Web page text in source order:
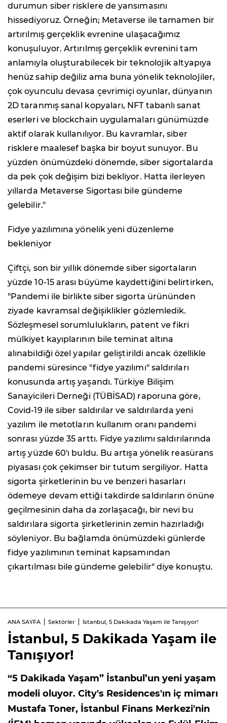
durumun siber risklere de yansımasını
hissediyoruz. Örneğin; Metaverse ile tamamen bir
artırılmış gerçeklik evrenine ulaşacağımız
konuşuluyor. Artırılmış gerçeklik evrenini tam
anlamıyla oluşturabilecek bir teknolojik altyapıya
henüz sahip değiliz ama buna yönelik teknolojiler,
çok oyunculu devasa çevrimiçi oyunlar, dünyanın
2D taranmış sanal kopyaları, NFT tabanlı sanat
eserleri ve blockchain uygulamaları günümüzde
aktif olarak kullanılıyor. Bu kavramlar, siber
risklere maalesef başka bir boyut sunuyor. Bu
yüzden önümüzdeki dönemde, siber sigortalarda
da pek çok değişim bizi bekliyor. Hatta ilerleyen
yıllarda Metaverse Sigortası bile gündeme
gelebilir."
Fidye yazılımına yönelik yeni düzenleme
bekleniyor
Çiftçi, son bir yıllık dönemde siber sigortaların
yüzde 10-15 arası büyüme kaydettiğini belirtirken,
"Pandemi ile birlikte siber sigorta ürününden
ziyade kavramsal değişiklikler gözlemledik.
Sözleşmesel sorumlulukların, patent ve fikri
mülkiyet kayıplarının bile teminat altına
alınabildiği özel yapılar geliştirildi ancak özellikle
pandemi süresince "fidye yazılımı" saldırıları
konusunda artış yaşandı. Türkiye Bilişim
Sanayicileri Derneği (TÜBİSAD) raporuna göre,
Covid-19 ile siber saldırılar ve saldırılarda yeni
yazılım ile metotların kullanım oranı pandemi
sonrası yüzde 35 arttı. Fidye yazılımı saldırılarında
artış yüzde 60'ı buldu. Bu artışa yönelik reasürans
piyasası çok çekimser bir tutum sergiliyor. Hatta
sigorta şirketlerinin bu ve benzeri hasarları
ödemeye devam ettiği takdirde saldırıların önüne
geçilmesinin daha da zorlaşacağı, bir nevi bu
saldırılara sigorta şirketlerinin zemin hazırladığı
söyleniyor. Bu bağlamda önümüzdeki günlerde
fidye yazılımının teminat kapsamından
çıkartılması bile gündeme gelebilir" diye konuştu.
ANA SAYFA Sektörler İstanbul, 5 Dakikada Yaşam ile Tanışıyor!
İstanbul, 5 Dakikada Yaşam ile
Tanışıyor!
“5 Dakikada Yaşam” İstanbul’un yeni yaşam
modeli oluyor. City's Residences'ın iç mimarı
Mustafa Toner, İstanbul Finans Merkezi'nin